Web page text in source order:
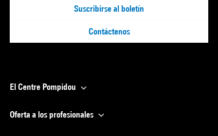
Suscribirse al boletín
Contáctenos
El Centre Pompidou
Oferta a los profesionales